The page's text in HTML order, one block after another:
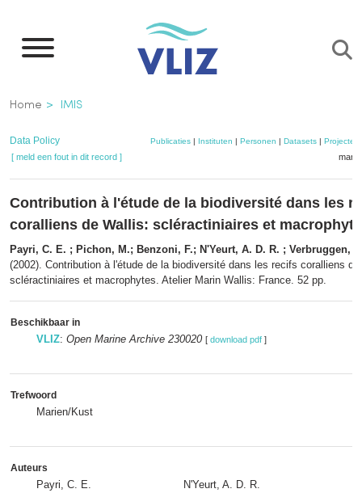
naar
inhoud
gaan
Kruimelpad
Home IMIS
Data Policy Publicaties| Instituten | Personen | Datasets| Projecten
[ meld een fout in dit record ]
Contribution à l'étude de la biodiversité dans les
coralliens de Wallis: scléractiniaires et
Payri, C. E. ; Pichon, M.; Benzoni, F.; N'Yeurt, A. D. R. ; Verbruggen,
(2002). Contribution à l'étude de la biodiversité dans les recifs coralliens
scléractiniaires et macrophytes. Atelier Marin Wallis: France. 52 pp.
Beschikbaar in
VLIZ: Open Marine Archive 230020 [ download pdf ]
Trefwoord
Marien/Kust
Auteurs
Payri, C. E.
N'Yeurt, A. D. R.